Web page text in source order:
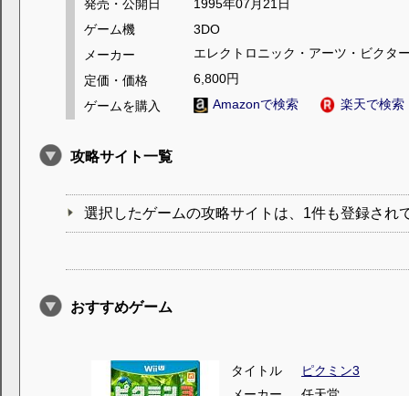
発売・公開日
1995年07月21日
ゲーム機
3DO
メーカー
エレクトロニック・アーツ・ビクタ
定価・価格
6,800円
ゲームを購入
Amazonで検索 楽天で検索
攻略サイト一覧
選択したゲームの攻略サイトは、1件も登録され
おすすめゲーム
タイトル
ピクミン3